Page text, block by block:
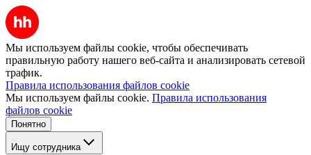
Мы используем файлы cookie, чтобы обеспечивать
правильную работу нашего веб-сайта и анализировать сетевой
трафик.
Правила использования файлов cookie
Мы используем файлы cookie. Правила использования
файлов cookie
Понятно
Ищу сотрудника